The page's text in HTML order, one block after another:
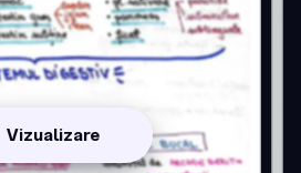
Vizualizare